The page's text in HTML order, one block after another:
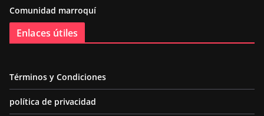
Comunidad marroquí
Enlaces útiles
Términos y Condiciones
política de privacidad